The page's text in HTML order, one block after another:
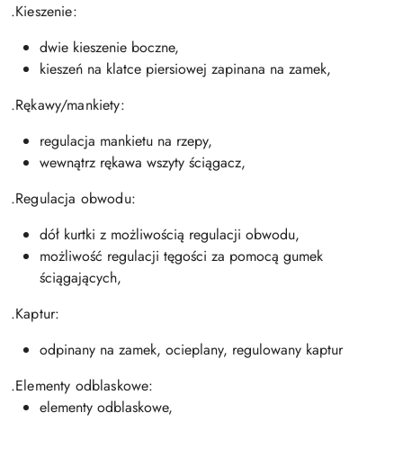
.Kieszenie:
dwie kieszenie boczne,
kieszeń na klatce piersiowej zapinana na zamek,
.Rękawy/mankiety:
regulacja mankietu na rzepy,
wewnątrz rękawa wszyty ściągacz,
.Regulacja obwodu:
dół kurtki z możliwością regulacji obwodu,
możliwość regulacji tęgości za pomocą gumek
ściągających,
.Kaptur:
odpinany na zamek, ocieplany, regulowany kaptur
.Elementy odblaskowe:
elementy odblaskowe,